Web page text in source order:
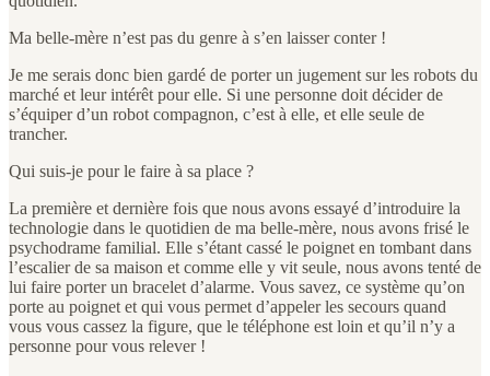
Ma belle-mère n’est pas du genre à s’en laisser conter !
Je me serais donc bien gardé de porter un jugement sur les robots du
marché et leur intérêt pour elle. Si une personne doit décider de
s’équiper d’un robot compagnon, c’est à elle, et elle seule de
trancher.
Qui suis-je pour le faire à sa place ?
La première et dernière fois que nous avons essayé d’introduire la
technologie dans le quotidien de ma belle-mère, nous avons frisé le
psychodrame familial. Elle s’étant cassé le poignet en tombant dans
l’escalier de sa maison et comme elle y vit seule, nous avons tenté de
lui faire porter un bracelet d’alarme. Vous savez, ce système qu’on
porte au poignet et qui vous permet d’appeler les secours quand
vous vous cassez la figure, que le téléphone est loin et qu’il n’y a
personne pour vous relever !